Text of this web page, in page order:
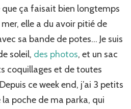
ça faisait bien longtemps
mer, elle a du avoir pitié de
sa bande de potes… Je suis
soleil, des photos, et un sac
coquillages et de toutes
ce week end, j’ai 3 petits
poche de ma parka, qui